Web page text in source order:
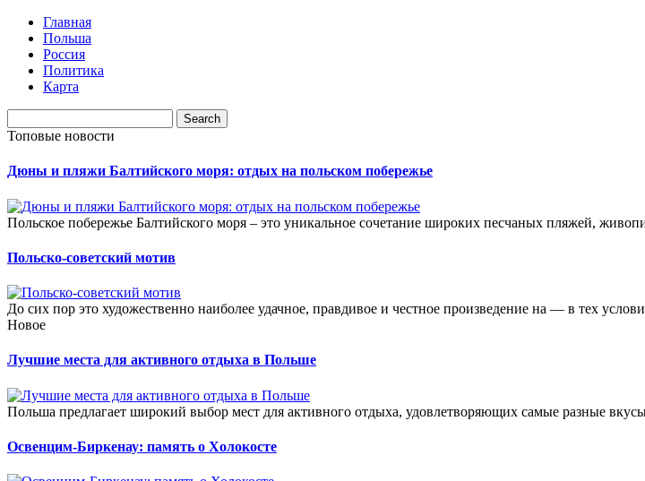
Главная
Польша
Россия
Политика
Карта
Топовые новости
Дюны и пляжи Балтийского моря: отдых на польском побережье
Польское побережье Балтийского моря – это уникальное сочетание широких песчаных пляжей,
Польско-советский мотив
До сих пор это художественно наиболее удачное, правдивое и честное произведение на — в тех
Новое
Лучшие места для активного отдыха в Польше
Польша предлагает широкий выбор мест для активного отдыха, удовлетворяющих самые разные
Освенцим-Биркенау: память о Холокосте